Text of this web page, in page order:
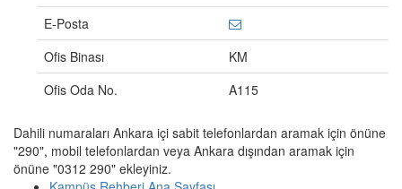
E-Posta
Ofis Binası
KM
Ofis Oda No.
A115
Dahili numaraları Ankara içi sabit telefonlardan aramak için önüne
"290", mobil telefonlardan veya Ankara dışından aramak için
önüne "0312 290" ekleyiniz.